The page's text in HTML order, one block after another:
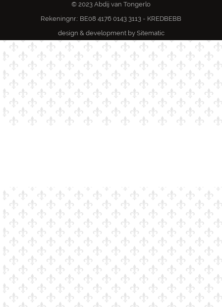
© 2023 Abdij van Tongerlo
Rekeningnr.: BE08 4176 0143 3113 - KREDBEBB
design & development by Sitematic